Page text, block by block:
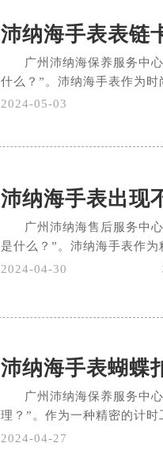
沛纳海手表表链
广州沛纳海保养服务中
什么？”。沛纳海手表作为
2024-05-03
广州沛纳海售后服务中
是什么？”。沛纳海手表作
2024-04-30
沛纳海手表蝴蝶
广州沛纳海保养服务中
理？”。作为一种精密的计
2024-04-27